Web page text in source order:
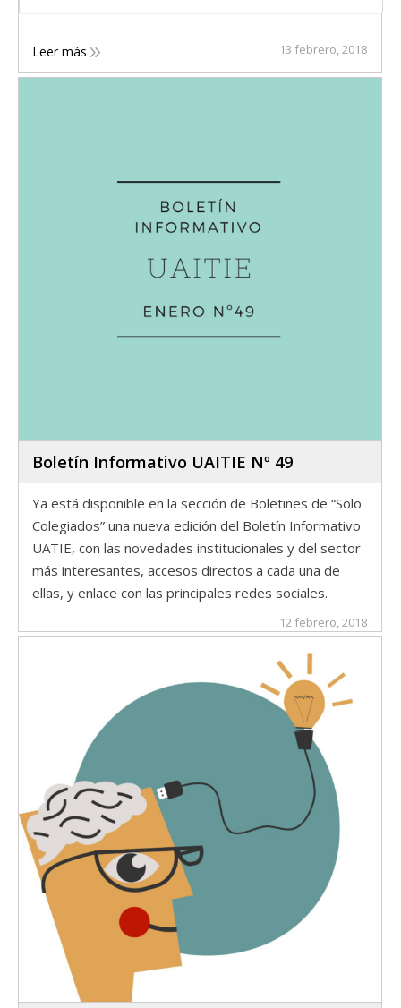
Leer más 13 febrero, 2018
Boletín Informativo UAITIE Nº 49
Ya está disponible en la sección de Boletines de “Solo
Colegiados” una nueva edición del Boletín Informativo
UATIE, con las novedades institucionales y del sector
más interesantes, accesos directos a cada una de
ellas, y enlace con las principales redes sociales.
12 febrero, 2018